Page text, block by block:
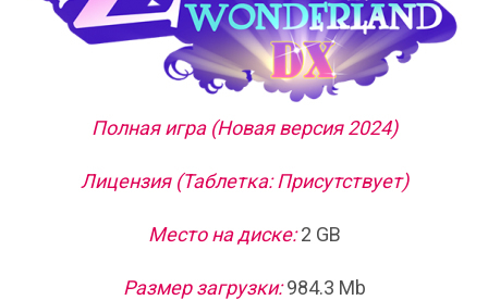
Полная игра (Новая версия 2024)
Лицензия (Таблетка: Присутствует)
Место на диске:2 GB
Размер загрузки:984.3 Mb